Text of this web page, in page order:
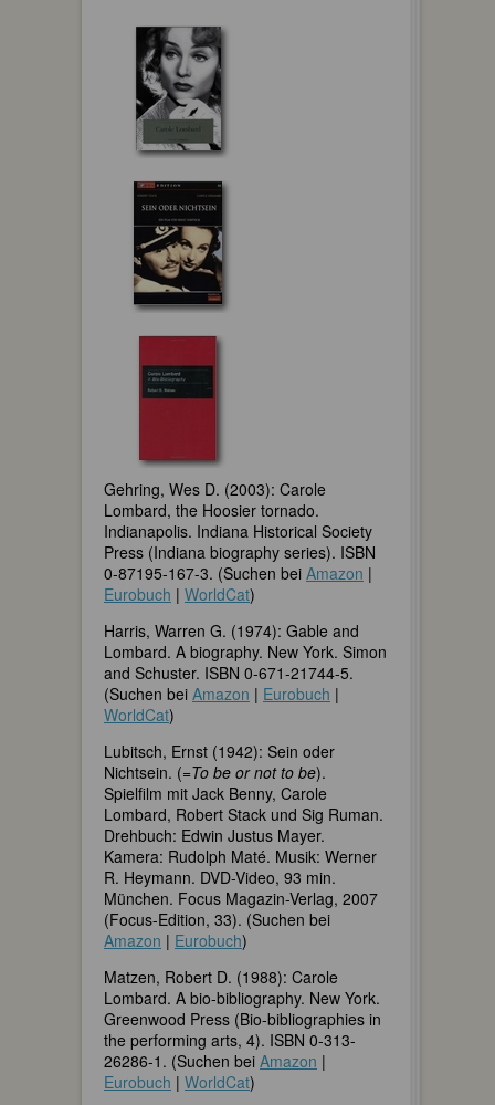
Gehring, Wes D. (2003): Carole
Lombard, the Hoosier tornado.
Indianapolis. Indiana Historical Society
Press (Indiana biography series). ISBN
0-87195-167-3. (Suchen bei Amazon |
Eurobuch | WorldCat)
Harris, Warren G. (1974): Gable and
Lombard. A biography. New York. Simon
and Schuster. ISBN 0-671-21744-5.
(Suchen bei Amazon | Eurobuch |
WorldCat)
Lubitsch, Ernst (1942): Sein oder
Nichtsein. (=To be or not to be).
Spielfilm mit Jack Benny, Carole
Lombard, Robert Stack und Sig Ruman.
Drehbuch: Edwin Justus Mayer.
Kamera: Rudolph Maté. Musik: Werner
R. Heymann. DVD-Video, 93 min.
München. Focus Magazin-Verlag, 2007
(Focus-Edition, 33). (Suchen bei
Amazon | Eurobuch)
Matzen, Robert D. (1988): Carole
Lombard. A bio-bibliography. New York.
Greenwood Press (Bio-bibliographies in
the performing arts, 4). ISBN 0-313-
26286-1. (Suchen bei Amazon |
Eurobuch | WorldCat)